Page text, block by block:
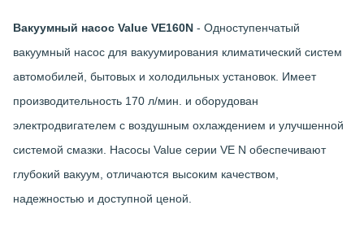
Вакуумный насос Value VE160N - Одноступенчатый
вакуумный насос для вакуумирования климатический систем
автомобилей, бытовых и холодильных установок. Имеет
производительность 170 л/мин. и оборудован
электродвигателем с воздушным охлаждением и улучшенной
системой смазки. Насосы Value серии VE N обеспечивают
глубокий вакуум, отличаются высоким качеством,
надежностью и доступной ценой.